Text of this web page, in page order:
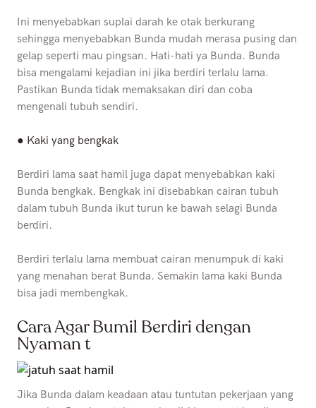
Ini menyebabkan suplai darah ke otak berkurang
sehingga menyebabkan Bunda mudah merasa pusing dan
gelap seperti mau pingsan. Hati-hati ya Bunda. Bunda
bisa mengalami kejadian ini jika berdiri terlalu lama.
Pastikan Bunda tidak memaksakan diri dan coba
mengenali tubuh sendiri.
● Kaki yang bengkak
Berdiri lama saat hamil juga dapat menyebabkan kaki
Bunda bengkak. Bengkak ini disebabkan cairan tubuh
dalam tubuh Bunda ikut turun ke bawah selagi Bunda
berdiri.
Berdiri terlalu lama membuat cairan menumpuk di kaki
yang menahan berat Bunda. Semakin lama kaki Bunda
bisa jadi membengkak.
Cara Agar Bumil Berdiri dengan
Nyamant
Jika Bunda dalam keadaan atau tuntutan pekerjaan yang